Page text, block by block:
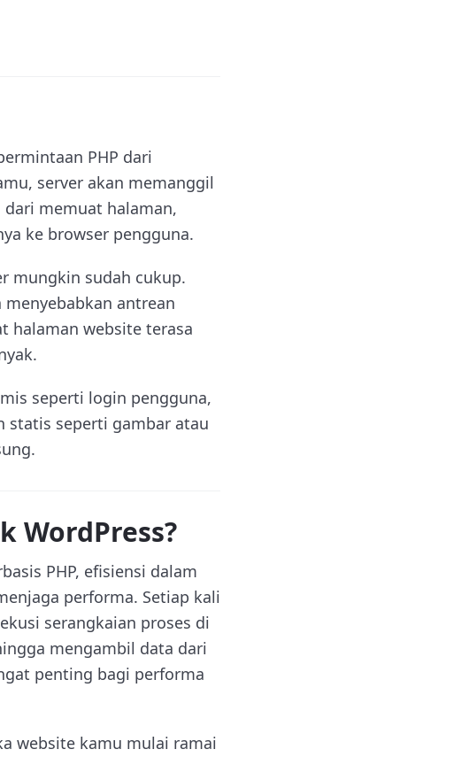
PHP dari
server akan memanggil
memuat halaman,
ke browser pengguna.
mungkin sudah cukup.
antrean
halaman website terasa
seperti login pengguna,
statis seperti gambar atau
WordPress?
PHP, efisiensi dalam
performa. Setiap kali
serangkaian proses di
mengambil data dari
penting bagi performa
website kamu mulai ramai